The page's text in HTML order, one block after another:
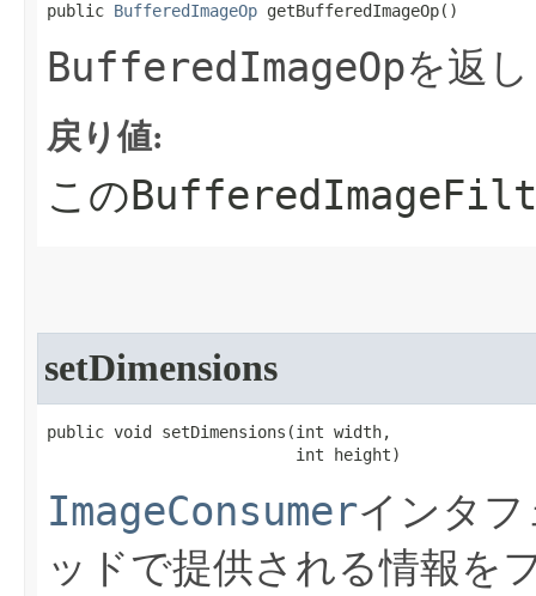
public BufferedImageOp getBufferedImageOp​()
BufferedImageOpを返
戻り値:
この
setDimensions
public void setDimensions​(int width,
                          int height)
ImageConsumerインタ
ッドで提供される情報を